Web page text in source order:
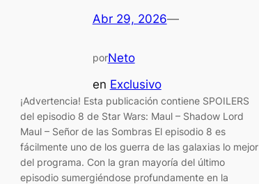
Abr 29, 2026—
porNeto
en Exclusivo
¡Advertencia! Esta publicación contiene SPOILERS
del episodio 8 de Star Wars: Maul – Shadow Lord
Maul – Señor de las Sombras El episodio 8 es
fácilmente uno de los guerra de las galaxias lo mejor
del programa. Con la gran mayoría del último
episodio sumergiéndose profundamente en la